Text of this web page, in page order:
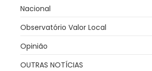
Nacional
Observatório Valor Local
Opinião
OUTRAS NOTÍCIAS